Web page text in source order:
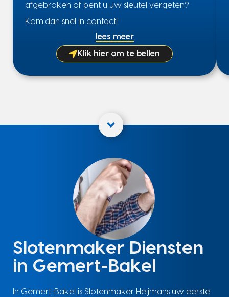
afgebroken of bent u uw sleutel vergeten?
Kom dan snel in contact!
lees meer
Klik hier om te bellen
Slotenmaker Diensten
in Gemert-Bakel
In Gemert-Bakel is Slotenmaker Heijmans uw eerste